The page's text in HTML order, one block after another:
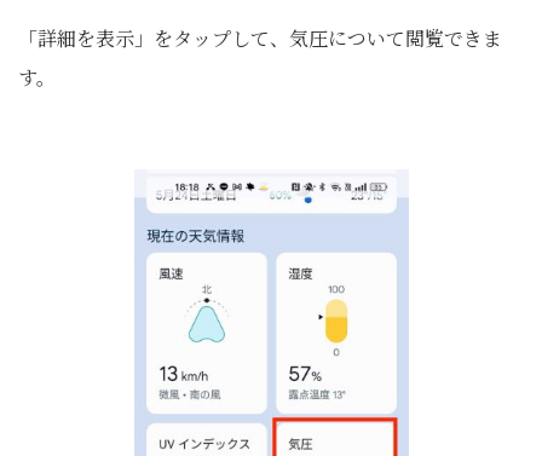
「詳細を表示」をタップして、気圧について閲覧できま
す。